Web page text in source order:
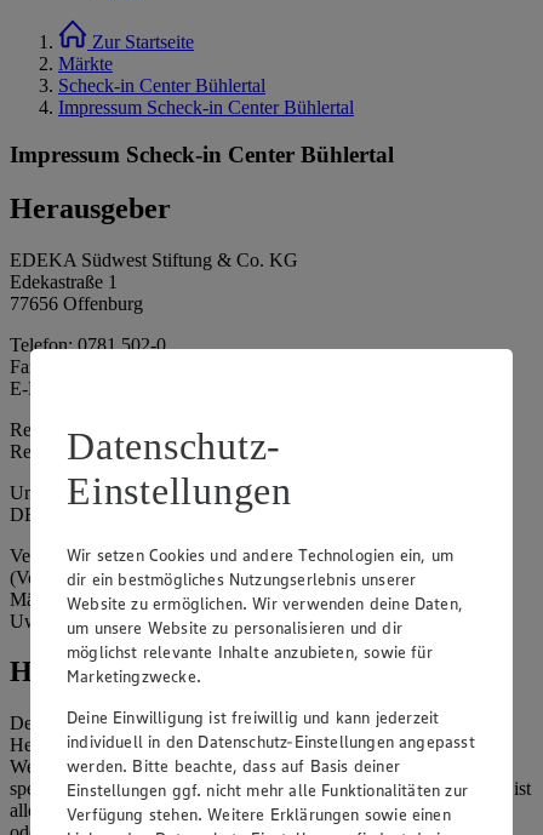
Zur Startseite
Märkte
Scheck-in Center Bühlertal
Impressum Scheck-in Center Bühlertal
Impressum Scheck-in Center Bühlertal
Herausgeber
EDEKA Südwest Stiftung & Co. KG
Edekastraße 1
77656 Offenburg
Telefon: 0781 502-0
Fax: 0781 502-6180
E-Mail: kundenservice@edeka-suedwest.de
Registergericht: Amtsgericht Freiburg i.B.
Registernummer: HRA 707629
Umsatzsteuer-Identifikationsnummer gem. § 27a UStG:
DE815916131
Vertretungsberechtigte: Rainer Huber (Sprecher)
(Vorstandsmitglied), Klaus Fickert (Vorstandsmitglied), Jürgen
Mäder (Vorstandsmitglied), Patrick Mogck (Vorstandsmitglied),
Uwe Kohler
Hinweise
Der Inhalt dieser Website ist urheberrechtlich geschützt. Der
Herausgeber gewährt Ihnen jedoch das Recht, den auf dieser
Website bereitgestellten Text ganz oder ausschnittsweise zu
speichern und zu vervielfältigen. Aus Gründen des Urheberrechts ist
allerdings die Speicherung und Vervielfältigung von Bildmaterial
Datenschutz-
Einstellungen
Wir setzen Cookies und andere Technologien ein, um
dir ein bestmögliches Nutzungserlebnis unserer
Website zu ermöglichen. Wir verwenden deine Daten,
um unsere Website zu personalisieren und dir
möglichst relevante Inhalte anzubieten, sowie für
Marketingzwecke.
Deine Einwilligung ist freiwillig und kann jederzeit
individuell in den Datenschutz-Einstellungen angepasst
werden. Bitte beachte, dass auf Basis deiner
Einstellungen ggf. nicht mehr alle Funktionalitäten zur
Verfügung stehen. Weitere Erklärungen sowie einen